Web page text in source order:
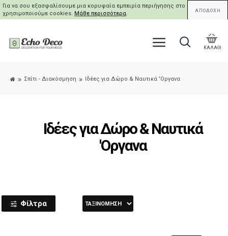
Για να σου εξασφαλίσουμε μια κορυφαία εμπειρία περιήγησης στο site μας,
χρησιμοποιούμε cookies. Μάθε περισσότερα. ΑΠΟΔΟΧΗ
ΚΑΛΑΘΙ
Σπίτι - Διακόσμηση Ιδέες για Δώρο & Ναυτικά 'Οργανα
Ιδέες για Δώρο & Ναυτικά
'Οργανα
Φίλτρα